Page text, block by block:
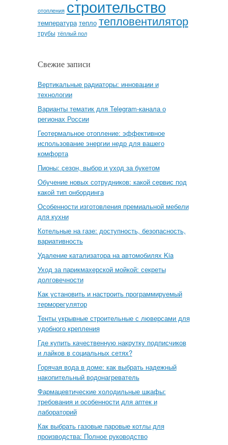
отопления строительство
температура тепло тепловентилятор
трубы тёплый пол
Свежие записи
Вертикальные радиаторы: инновации и
технологии
Варианты тематик для Telegram-канала о
регионах России
Геотермальное отопление: эффективное
использование энергии недр для вашего
комфорта
Пионы: сезон, выбор и уход за букетом
Обучение новых сотрудников: какой сервис под
какой тип онбординга
Особенности изготовления премиальной мебели
для кухни
Котельные на газе: доступность, безопасность,
вариативность
Удаление катализатора на автомобилях Kia
Уход за парикмахерской мойкой: секреты
долговечности
Как установить и настроить программируемый
терморегулятор
Тенты укрывные строительные с люверсами для
удобного крепления
Где купить качественную накрутку подписчиков
и лайков в социальных сетях?
Горячая вода в доме: как выбрать надежный
накопительный водонагреватель
Фармацевтические холодильные шкафы:
требования и особенности для аптек и
лабораторий
Как выбрать газовые паровые котлы для
производства: Полное руководство